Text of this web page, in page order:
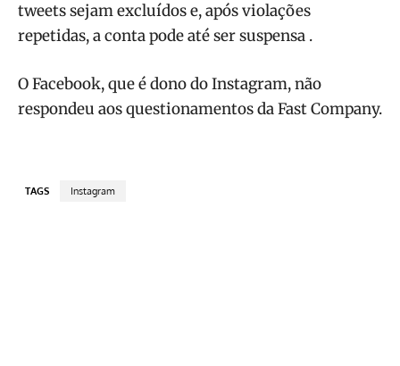
tweets sejam excluídos e, após violações
repetidas, a conta pode até ser suspensa .
O Facebook, que é dono do Instagram, não
respondeu aos questionamentos da Fast Company.
TAGS Instagram